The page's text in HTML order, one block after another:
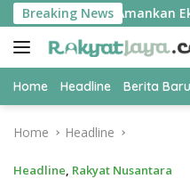
Skip
to
content
Breaking News
Jadi Kunci Amankan
Home Headline Berita Baru
Home Headline
Headline, Rakyat Nusantara